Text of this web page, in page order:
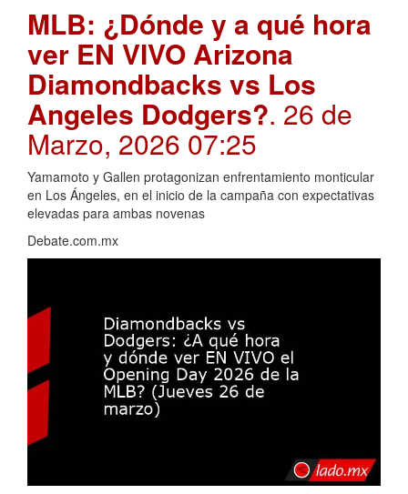
MLB: ¿Dónde y a qué hora
ver EN VIVO Arizona
Diamondbacks vs Los
Angeles Dodgers?. 26 de
Marzo, 2026 07:25
Yamamoto y Gallen protagonizan enfrentamiento monticular
en Los Ángeles, en el inicio de la campaña con expectativas
elevadas para ambas novenas
Debate.com.mx